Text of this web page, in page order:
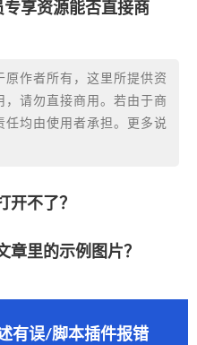
享资源能否直接商
原作者所有，这里所提供资
，请勿直接商用。若由于商
任均由使用者承担。更多说
开不了？
章里的示例图片？
有误/脚本插件报错